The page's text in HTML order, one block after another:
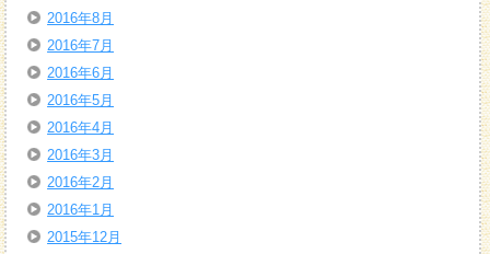
2016年8月
2016年7月
2016年6月
2016年5月
2016年4月
2016年3月
2016年2月
2016年1月
2015年12月